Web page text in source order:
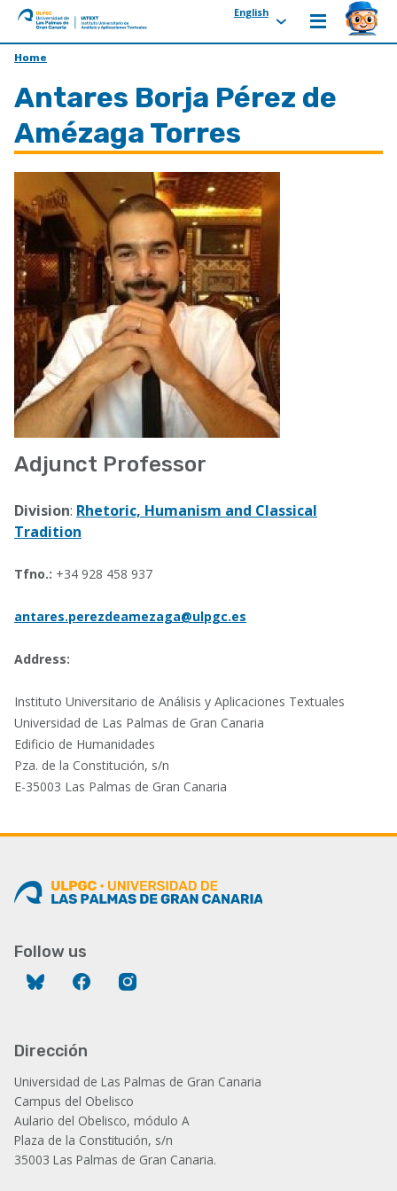
ULPGC
Ir
inicio
de
IATEXT
English
Home
Antares Borja Pérez de
Amézaga Torres
Adjunct Professor
Division: Rhetoric, Humanism and Classical
Tradition
Tfno.: +34 928 458 937
antares.perezdeamezaga@ulpgc.es
Address:
Instituto Universitario de Análisis y Aplicaciones Textuales
Universidad de Las Palmas de Gran Canaria
Edificio de Humanidades
Pza. de la Constitución, s/n
E-35003 Las Palmas de Gran Canaria
Follow us
Bluesky Facebook
Dirección
Universidad de Las Palmas de Gran Canaria
Campus del Obelisco
Aulario del Obelisco, módulo A
Plaza de la Constitución, s/n
35003 Las Palmas de Gran Canaria.